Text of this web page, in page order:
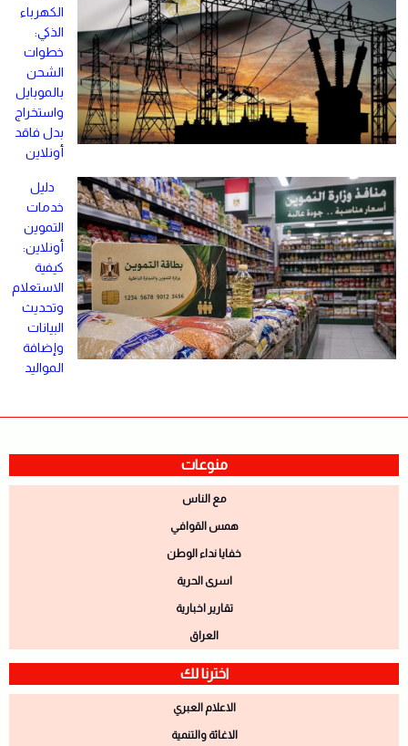
الكهرباء
الذكي:
خطوات
الشحن
بالموبايل
واستخراج
بدل فاقد
أونلاين
دليل
خدمات
التموين
أونلاين:
كيفية
الاستعلام
وتحديث
البيانات
وإضافة
المواليد
منوعات
مع الناس
همس القوافي
خفايا نداء الوطن
اسرى الحرية
تقارير اخبارية
العراق
اخترنا لك
الاعلام العبري
الاغاثة والتنمية